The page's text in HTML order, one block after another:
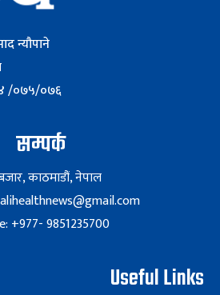
न्यौपाने
/०७५/०७६
सम्पर्क
काठमाडौं, नेपाल
+977- 9851235700
Useful Links